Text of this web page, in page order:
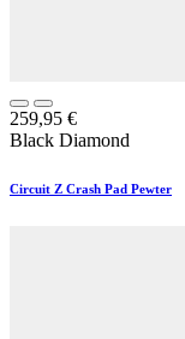
259,95 €
Black Diamond
Circuit Z Crash Pad Pewter